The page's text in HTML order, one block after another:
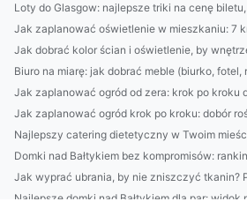
Loty do Glasgow: najlepsze triki na cenę
Jak zaplanować oświetlenie w mieszkaniu: 7
Jak dobrać kolor ścian i oświetlenie, by
Biuro na miarę: jak dobrać meble (biurko, fotel,
Jak zaplanować ogród od zera: krok po kroku
Jak zaplanować ogród krok po kroku: dobór
Najlepszy catering dietetyczny w Twoim
Domki nad Bałtykiem bez kompromisów:
Jak wyprać ubrania, by nie zniszczyć tkanin?
Najlepsze domki nad Bałtykiem dla par: widok